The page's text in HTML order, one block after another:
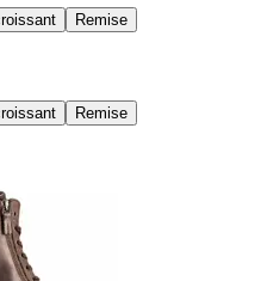
Remise
Remise